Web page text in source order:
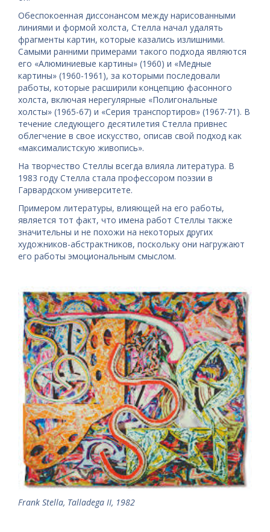
Обеспокоенная диссонансом между нарисованными
линиями и формой холста, Стелла начал удалять
фрагменты картин, которые казались излишними.
Самыми ранними примерами такого подхода являются
его «Алюминиевые картины» (1960) и «Медные
картины» (1960-1961), за которыми последовали
работы, которые расширили концепцию фасонного
холста, включая нерегулярные «Полигональные
холсты» (1965-67) и «Серия транспортиров» (1967-71). В
течение следующего десятилетия Стелла привнес
облегчение в свое искусство, описав свой подход как
«максималистскую живопись».
На творчество Стеллы всегда влияла литература. В
1983 году Стелла стала профессором поэзии в
Гарвардском университете.
Примером литературы, влияющей на его работы,
является тот факт, что имена работ Стеллы также
значительны и не похожи на некоторых других
художников-абстрактников, поскольку они нагружают
его работы эмоциональным смыслом.
Frank Stella, Talladega II, 1982